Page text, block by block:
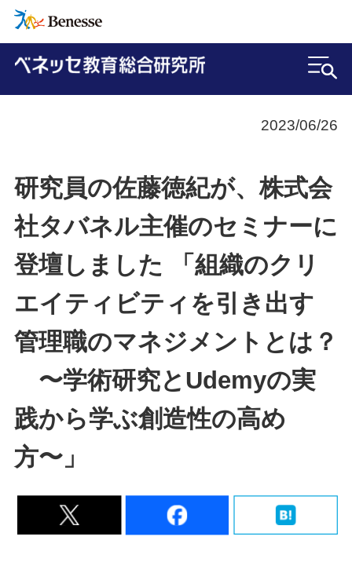
2023/06/26
研究員の佐藤徳紀が、株式会
社タバネル主催のセミナーに
登壇しました 「組織のクリ
エイティビティを引き出す
管理職のマネジメントとは？
〜学術研究とUdemyの実
践から学ぶ創造性の高め
方〜」